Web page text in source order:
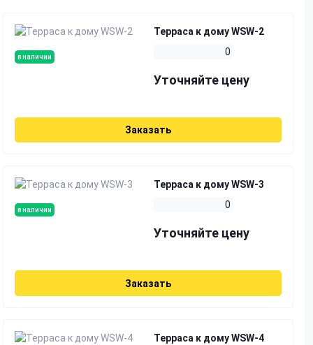
в наличии
Терраса к дому WSW-2
0
Уточняйте цену
Заказать
в наличии
Терраса к дому WSW-3
0
Уточняйте цену
Заказать
Терраса к дому WSW-4